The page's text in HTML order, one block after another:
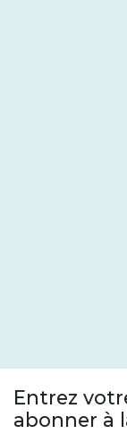
Entrez
abonner à